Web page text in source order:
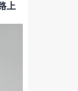
上